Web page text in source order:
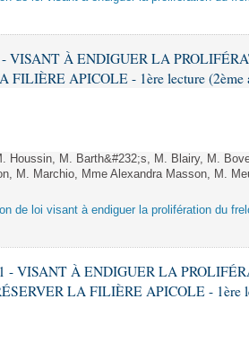
- VISANT À ENDIGUER LA
FILIÈRE APICOLE - 1ère lecture (2ème
Houssin, M. Barth&#232;s, M. Blairy, M.
M. Marchio, Mme Alexandra Masson, M.
de loi visant à endiguer la prolifération du
- VISANT À ENDIGUER LA
LA FILIÈRE APICOLE - 1ère